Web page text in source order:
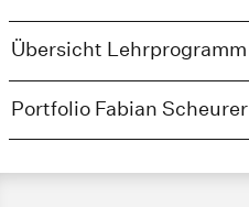
Übersicht Lehrprogramm
Portfolio Fabian Scheurer